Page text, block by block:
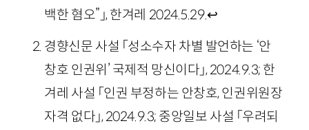
백한 혐오”」, 한겨레 2024.5.29.↩
경향신문 사설 「성소수자 차별 발언하는 ‘안
창호 인권위’ 국제적 망신이다」, 2024.9.3; 한
겨레 사설 「인권 부정하는 안창호, 인권위원장
자격 없다」, 2024.9.3; 중앙일보 사설 「우려되